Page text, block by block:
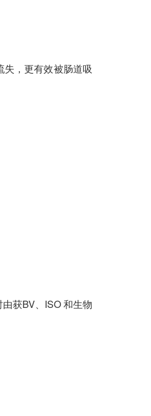
失，更有效被肠道吸
获BV、ISO 和生物